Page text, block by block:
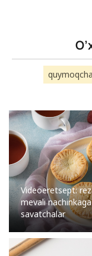
Videoeretsept:
mevali
savatchalar